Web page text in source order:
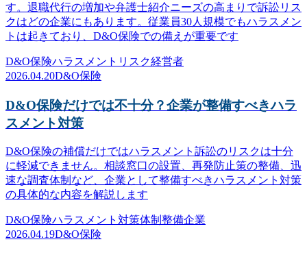
す。退職代行の増加や弁護士紹介ニーズの高まりで訴訟リス
クはどの企業にもあります。従業員30人規模でもハラスメン
トは起きており、D&O保険での備えが重要です
D&O保険ハラスメント リスク経営者
2026.04.20D&O保険
D&O保険だけでは不十分？企業が整備すべきハラ
スメント対策
D&O保険の補償だけではハラスメント訴訟のリスクは十分
に軽減できません。相談窓口の設置、再発防止策の整備、迅
速な調査体制など、企業として整備すべきハラスメント対策
の具体的な内容を解説します
D&O保険ハラスメント対策体制整備企業
2026.04.19D&O保険